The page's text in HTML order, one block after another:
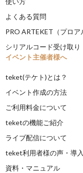
よくある質問
PRO ARTEKET（プロア
シリアルコード受け取り
イベント主催者様へ
teket(テケト)とは？
イベント作成の方法
ご利用料金について
teketの機能ご紹介
ライブ配信について
teket利用者様の声・導
資料・マニュアル